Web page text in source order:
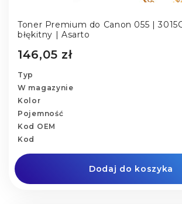
Toner Premium do Canon 055 |
błękitny | Asarto
146,05 zł
Typ
W magazynie
Kolor
Pojemność
Kod OEM
Kod
Dodaj do koszyka